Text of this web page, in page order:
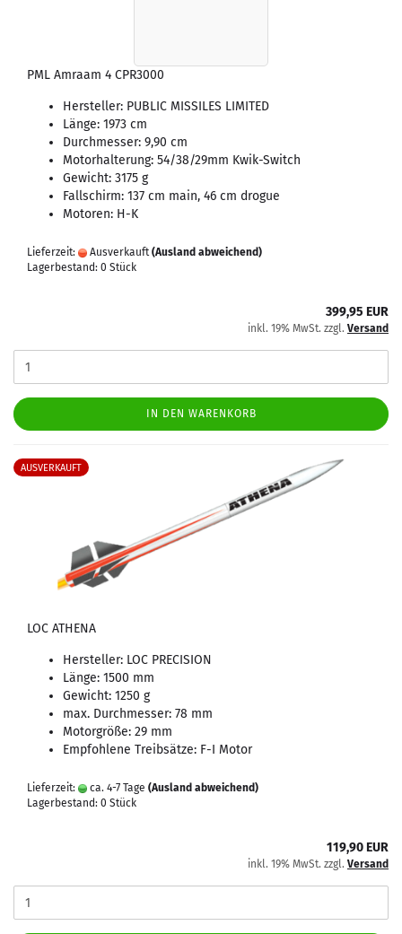
PML Amraam 4 CPR3000
Hersteller: PUBLIC MISSILES LIMITED
Länge: 1973 cm
Durchmesser: 9,90 cm
Motorhalterung: 54/38/29mm Kwik-Switch
Gewicht: 3175 g
Fallschirm: 137 cm main, 46 cm drogue
Motoren: H-K
Lieferzeit: Ausverkauft (Ausland abweichend)
Lagerbestand: 0 Stück
399,95 EUR
inkl. 19% MwSt. zzgl. Versand
IN DEN WARENKORB
AUSVERKAUFT
LOC ATHENA
Hersteller: LOC PRECISION
Länge: 1500 mm
Gewicht: 1250 g
max. Durchmesser: 78 mm
Motorgröße: 29 mm
Empfohlene Treibsätze: F-I Motor
Lieferzeit: ca. 4-7 Tage (Ausland abweichend)
Lagerbestand: 0 Stück
119,90 EUR
inkl. 19% MwSt. zzgl. Versand